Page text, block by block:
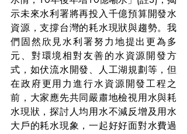
示未來水利署將再投入千億預算開發水
資源，支撐台灣的耗水現狀與趨勢。我
們固然欣見水利署努力地提出更為多
元、對環境相對友善的水資源開發方
式，如伏流水開發、人工湖規劃等，但
在政府更用力進行水資源開發工程之
前，大家應先共同嚴肅地檢視用水與耗
水現狀，探討人均用水不減反增及用水
大戶的耗水現象，一起好好面對水費過